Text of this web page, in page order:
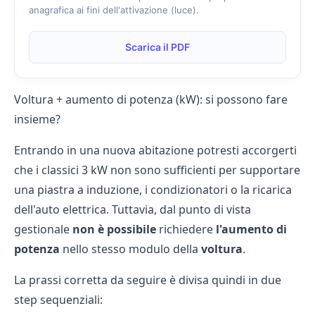
anagrafica ai fini dell'attivazione (luce).
Scarica il PDF
Voltura + aumento di potenza (kW): si possono fare
insieme?
Entrando in una nuova abitazione potresti accorgerti
che i classici 3 kW non sono sufficienti per supportare
una piastra a induzione, i condizionatori o la ricarica
dell'auto elettrica. Tuttavia, dal punto di vista
gestionale non è possibile richiedere l'aumento di
potenza nello stesso modulo della voltura.
La prassi corretta da seguire è divisa quindi in due
step sequenziali: